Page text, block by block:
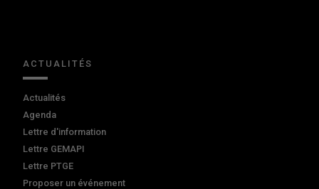
ACTUALITÉS
Actualités
Agenda
Lettre d'information
Lettre GEMAPI
Lettre PTGE
Proposer un événement